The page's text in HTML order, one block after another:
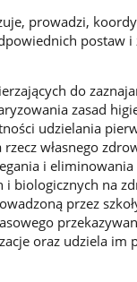
prowadzi,
postaw
do
zasad
udzielania
własnego
i eliminowania
i biologicznych na
przez
oraz udziela im